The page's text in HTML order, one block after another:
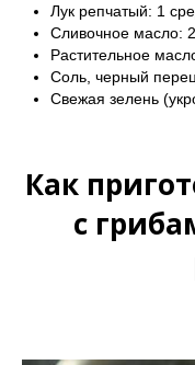
Лук репчатый: 1
Сливочное масло:
Растительное
Соль, черный
Свежая зелень
Как
с